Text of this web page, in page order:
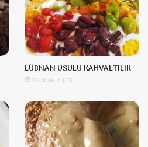
LÜBNAN USULU KAHVALTILIK
11 Ocak 2023